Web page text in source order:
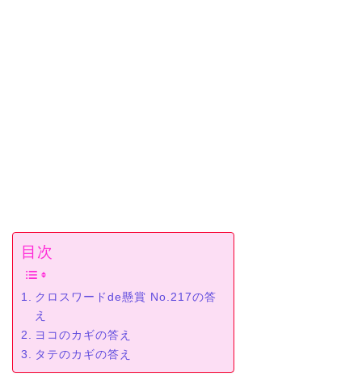
目次
クロスワードde懸賞 No.217の答
え
ヨコのカギの答え
タテのカギの答え